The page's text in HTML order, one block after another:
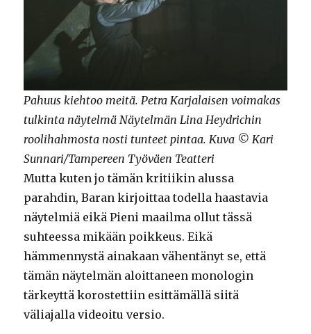
Pahuus kiehtoo meitä. Petra Karjalaisen voimakas
tulkinta näytelmä Näytelmän Lina Heydrichin
roolihahmosta nosti tunteet pintaa. Kuva © Kari
Sunnari/Tampereen Työväen Teatteri
Mutta kuten jo tämän kritiikin alussa
parahdin, Baran kirjoittaa todella haastavia
näytelmiä eikä Pieni maailma ollut tässä
suhteessa mikään poikkeus. Eikä
hämmennystä ainakaan vähentänyt se, että
tämän näytelmän aloittaneen monologin
tärkeyttä korostettiin esittämällä siitä
väliajalla videoitu versio.